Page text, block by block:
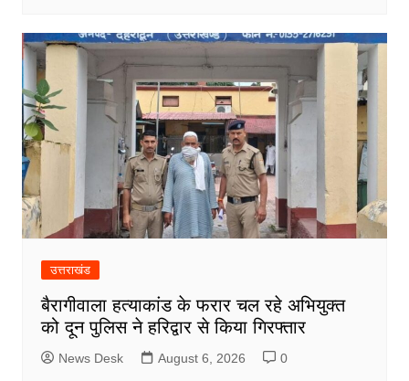
उत्तराखंड
बैरागीवाला हत्याकांड के फरार चल रहे अभियुक्त
को दून पुलिस ने हरिद्वार से किया गिरफ्तार
News Desk August 6, 2026 0